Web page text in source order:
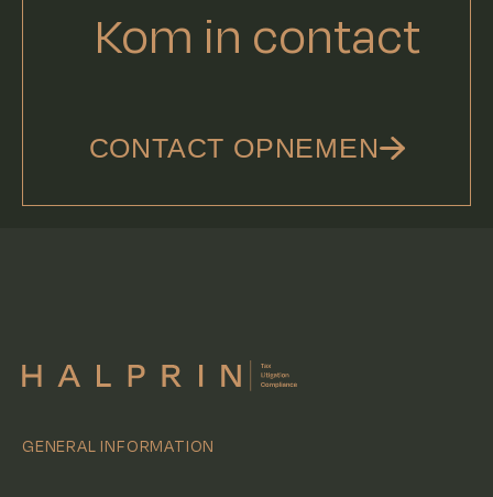
Kom in contact
CONTACT OPNEMEN
GENERAL INFORMATION